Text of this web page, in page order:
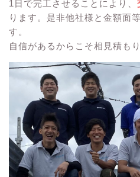
1日で完工させることにより、
ります。是非他社様と金額面
す。
自信があるからこそ相見積も